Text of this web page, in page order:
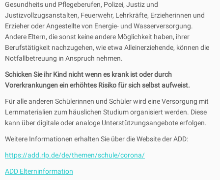
Gesundheits und Pflegeberufen, Polizei, Justiz und
Justizvollzugsanstalten, Feuerwehr, Lehrkräfte, Erzieherinnen und
Erzieher oder Angestellte von Energie- und Wasserversorgung.
Andere Eltern, die sonst keine andere Möglichkeit haben, ihrer
Berufstätigkeit nachzugehen, wie etwa Alleinerziehende, können die
Notfallbetreuung in Anspruch nehmen.
Schicken Sie ihr Kind nicht wenn es krank ist oder durch
Vorerkrankungen ein erhöhtes Risiko für sich selbst aufweist.
Für alle anderen Schülerinnen und Schüler wird eine Versorgung mit
Lernmaterialien zum häuslichen Studium organisiert werden. Diese
kann über digitale oder analoge Unterstützungsangebote erfolgen.
Weitere Informationen erhalten Sie über die Website der ADD:
https://add.rlp.de/de/themen/schule/corona/
ADD Elterninformation